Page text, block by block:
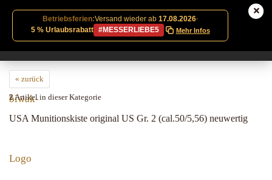
Betriebsferien:Versand wieder ab 17.08.2026·
5 % Urlaubsrabatt
#MESSERLIEBE5 Mehr Infos
« zurück
2Artikel in dieser Kategorie
USA Munitionskiste original US Gr. 2 (cal.50/5,56) neuwertig